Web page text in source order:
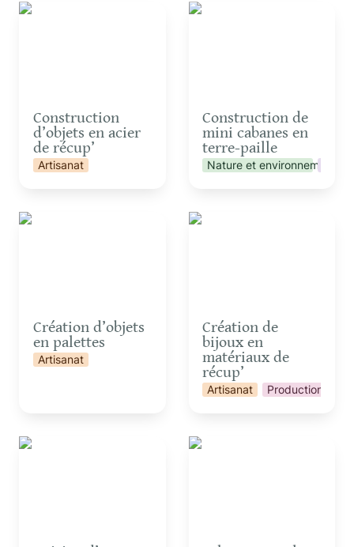
Construction d’objets en
Construction
d’objets en acier
de récup’
Artisanat
Construction de mini
Construction de
mini cabanes en
terre-paille
Nature et environnement
Création d’objets en
Création d’objets
en palettes
Artisanat
Création de bijoux en
Création de
bijoux en
matériaux de
récup’
Artisanat Production et
Cuisine d’un repas ou
Echanges sur les 4